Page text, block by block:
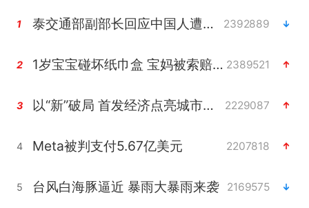
1 泰交通部副部长回应中国人遭歧视手势 2392889
2 1岁宝宝碰坏纸巾盒 宝妈被索赔924元 2389521
3 以“新”破局 首发经济点亮城市消费活力 2229087
4 Meta被判支付5.67亿美元 2207818
5 台风白海豚逼近 暴雨大暴雨来袭 2169575